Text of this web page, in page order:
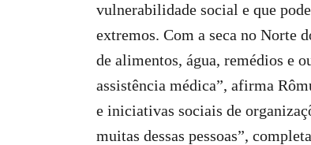
vulnerabilidade social e que
extremos. Com a seca no Norte
de alimentos, água, remédios e
assistência médica”, afirma
e iniciativas sociais de
muitas dessas pessoas”,